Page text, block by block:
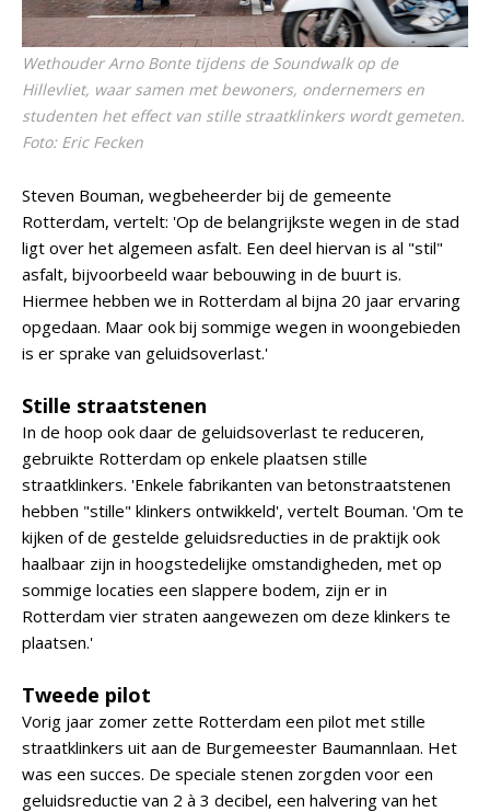
Wethouder Arno Bonte tijdens de Soundwalk op de
Hillevliet, waar samen met bewoners, ondernemers en
studenten het effect van stille straatklinkers wordt gemeten.
Foto: Eric Fecken
Steven Bouman, wegbeheerder bij de gemeente
Rotterdam, vertelt: 'Op de belangrijkste wegen in de stad
ligt over het algemeen asfalt. Een deel hiervan is al "stil"
asfalt, bijvoorbeeld waar bebouwing in de buurt is.
Hiermee hebben we in Rotterdam al bijna 20 jaar ervaring
opgedaan. Maar ook bij sommige wegen in woongebieden
is er sprake van geluidsoverlast.'
Stille straatstenen
In de hoop ook daar de geluidsoverlast te reduceren,
gebruikte Rotterdam op enkele plaatsen stille
straatklinkers. 'Enkele fabrikanten van betonstraatstenen
hebben "stille" klinkers ontwikkeld', vertelt Bouman. 'Om te
kijken of de gestelde geluidsreducties in de praktijk ook
haalbaar zijn in hoogstedelijke omstandigheden, met op
sommige locaties een slappere bodem, zijn er in
Rotterdam vier straten aangewezen om deze klinkers te
plaatsen.'
Tweede pilot
Vorig jaar zomer zette Rotterdam een pilot met stille
straatklinkers uit aan de Burgemeester Baumannlaan. Het
was een succes. De speciale stenen zorgden voor een
geluidsreductie van 2 à 3 decibel, een halvering van het